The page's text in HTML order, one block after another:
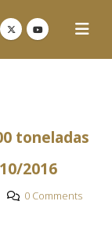
toneladas
2016
0 Comments